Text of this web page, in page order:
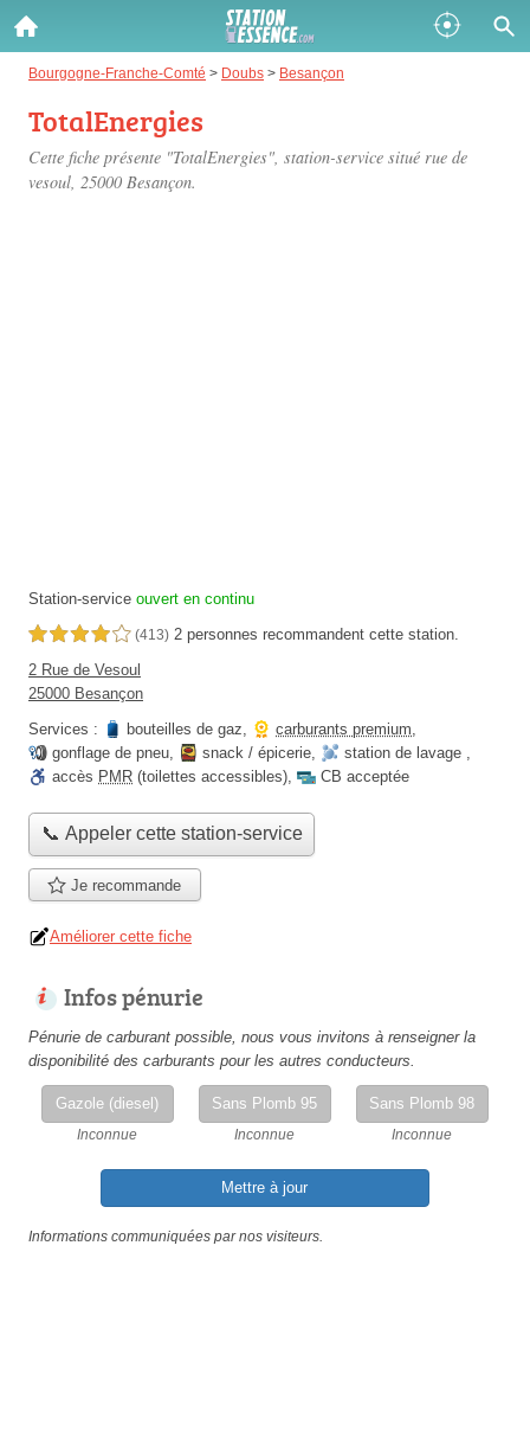
Bourgogne-Franche-Comté > Doubs > Besançon
TotalEnergies
Cette fiche présente "TotalEnergies", station-service situé rue de
vesoul, 25000 Besançon.
Station-service ouvert en continu
4,0 étoiles sur 5 (413) 2 personnes recommandent cette station.
2 Rue de Vesoul
25000 Besançon
Services :
bouteilles de gaz, carburants premium,
gonflage de pneu, snack / épicerie, station de lavage ,
accès PMR (toilettes accessibles), CB acceptée
📞 Appeler cette station-service
Je recommande
Améliorer cette fiche
Infos pénurie
Pénurie de carburant possible, nous vous invitons à renseigner la
disponibilité des carburants pour les autres conducteurs.
Gazole (diesel)
Inconnue
Sans Plomb 95
Inconnue
Sans Plomb 98
Inconnue
Mettre à jour
Informations communiquées par nos visiteurs.
Gazole :
Disponible
SP 98 :